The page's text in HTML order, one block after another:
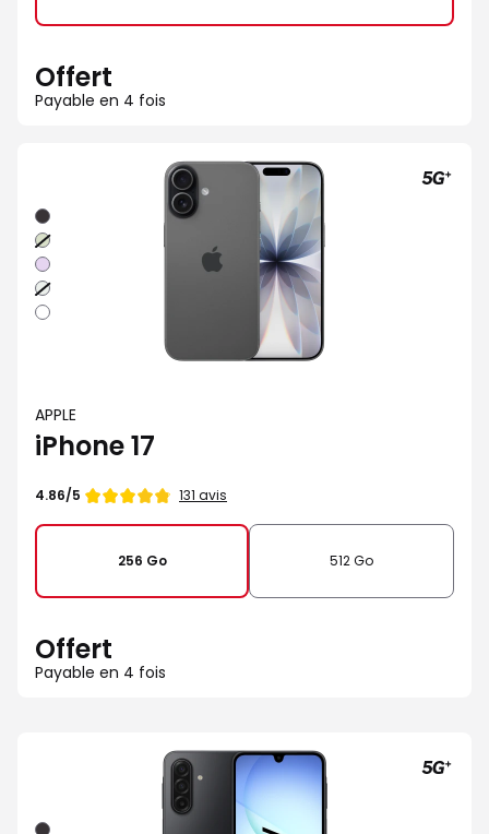
Offert
Payable en 4 fois
Noir
Sauge
Lavande
Brume
Blanc
APPLE
iPhone 17
Note
4.86/5 131 avis
256 Go 512 Go
Offert
Payable en 4 fois
Noir